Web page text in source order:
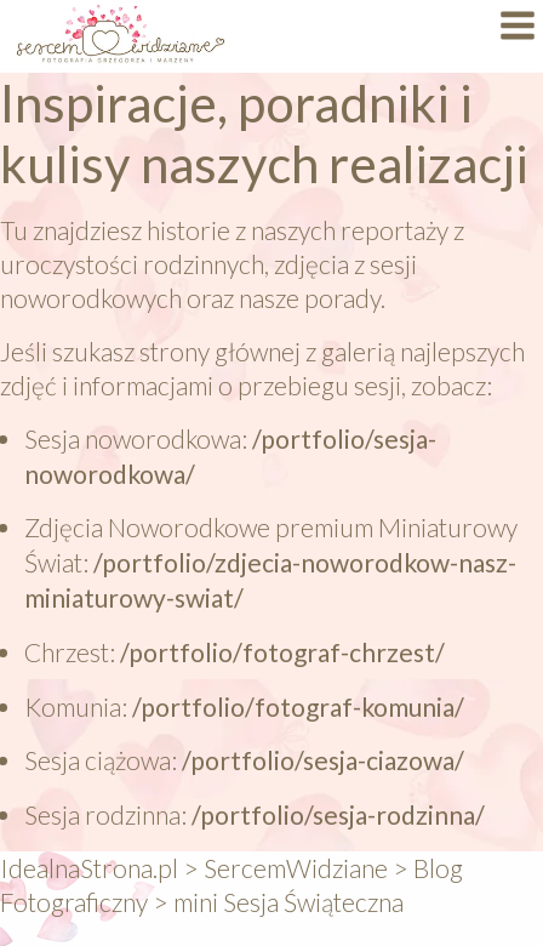
Dlaczego My?
Specjalizacje
BLOG
Autorskie Projekty
Oferty
Inspiracje, poradniki i
kulisy naszych realizacji
Tu znajdziesz historie z naszych reportaży z
uroczystości rodzinnych, zdjęcia z sesji
noworodkowych oraz nasze porady.
Jeśli szukasz strony głównej z galerią najlepszych
zdjęć i informacjami o przebiegu sesji, zobacz:
Sesja noworodkowa: /portfolio/sesja-
noworodkowa/
Zdjęcia Noworodkowe premium Miniaturowy
Świat: /portfolio/zdjecia-noworodkow-nasz-
miniaturowy-swiat/
Chrzest: /portfolio/fotograf-chrzest/
Komunia: /portfolio/fotograf-komunia/
Sesja ciążowa: /portfolio/sesja-ciazowa/
Sesja rodzinna: /portfolio/sesja-rodzinna/
IdealnaStrona.pl > SercemWidziane > Blog
Fotograficzny > mini Sesja Świąteczna